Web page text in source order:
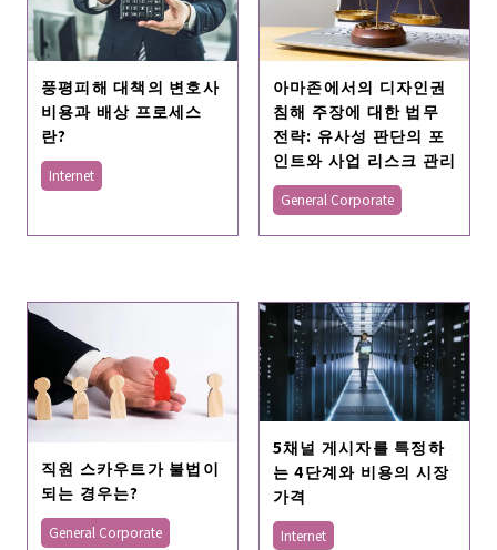
풍평피해 대책의 변호사
비용과 배상 프로세스
란?
Internet
아마존에서의 디자인권
침해 주장에 대한 법무
전략: 유사성 판단의 포
인트와 사업 리스크 관리
General Corporate
직원 스카우트가 불법이
되는 경우는?
General Corporate
5채널 게시자를 특정하
는 4단계와 비용의 시장
가격
Internet